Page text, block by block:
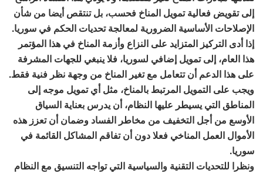
إلى تقويض فعالية تمويل المناخ فحسب، بل تنتقص أيضا من شأن
الإصلاحات الأساسية الضرورية لمعالجة تحديات الحكم في سوريا.
إذا أدى التركيز المتزايد على النزاع وأزمة المناخ في هذا المؤتمر
هذا العام، إلى تمويل إضافي لسوريا، فلا ينبغي للجهات المشرفة
على هذا الدعم أن تتعامل مع تغير المناخ من وجهة نظر فنية فقط.
ويجب على التمويل المرتبط بالمناخ، مثل أي تمويل موجه إلى
المناطق التي يسيطر عليها النظام، أن يدرس بعناية السياق
الأوسع من أجل التخفيف من مخاطر الفساد وضمان أن تعزز هذه
الأموال العمل المناخي فعلا دون أن تفاقم المشاكل القائمة في
سوريا.
ونظرا للتحديات التقنية والسياسية التي تواجه التنسيق مع النظام